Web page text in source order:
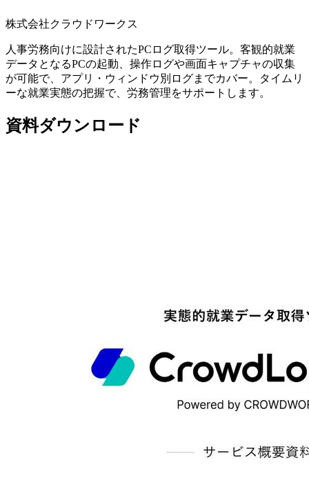
株式会社クラウドワークス
人事労務向けに設計されたPCログ取得ツール。客観的就業
データとなるPCの起動、操作ログや画面キャプチャの収集
が可能で、アプリ・ウィンドウ別ログまでカバー。タイムリ
ーな就業実態の把握で、労務管理をサポートします。
資料ダウンロード